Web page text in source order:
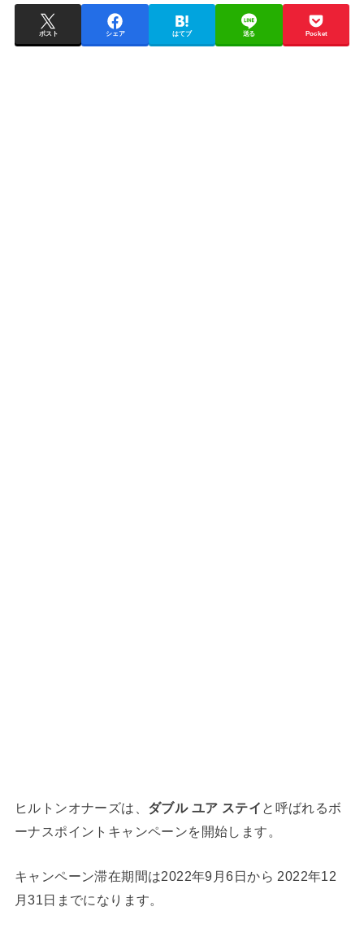
ポスト シェア はてブ 送る Pocket
ヒルトンオナーズは、 ダブル ユア ステイ と呼ばれるボ
ーナスポイントキャンペーンを開始します。
キャンペーン滞在期間は2022年9月6日から 2022年12
月31日までになります。